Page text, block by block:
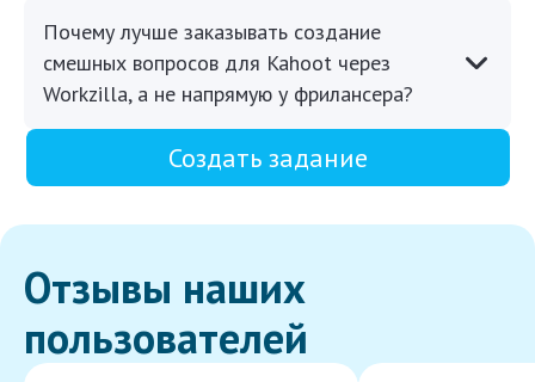
Почему лучше заказывать создание
смешных вопросов для Kahoot через
Workzilla, а не напрямую у фрилансера?
Создать задание
Отзывы наших
пользователей